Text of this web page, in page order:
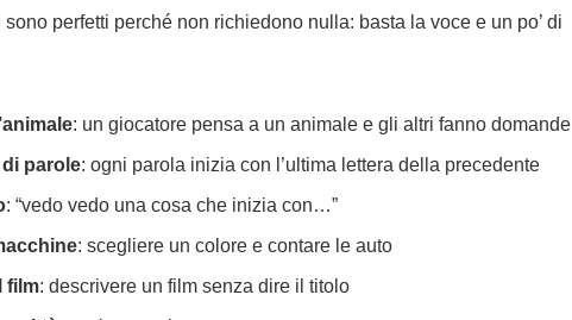
perfetti perché non richiedono nulla: basta la voce e un po’ di
: un giocatore pensa a un animale e gli altri fanno domande
di parole: ogni parola inizia con l’ultima lettera della precedente
: “vedo vedo una cosa che inizia con…”
: scegliere un colore e contare le auto
film: descrivere un film senza dire il titolo